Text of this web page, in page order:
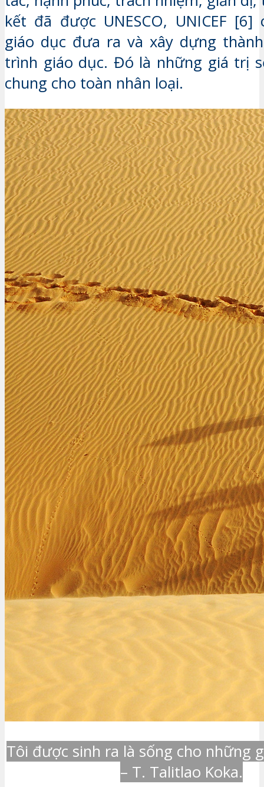
kết đã được UNESCO, UNICEF [6]
giáo dục đưa ra và xây dựng
trình giáo dục. Đó là những giá trị
chung cho toàn nhân loại.
Tôi được sinh ra là sống cho những
– T. Talitlao Koka.